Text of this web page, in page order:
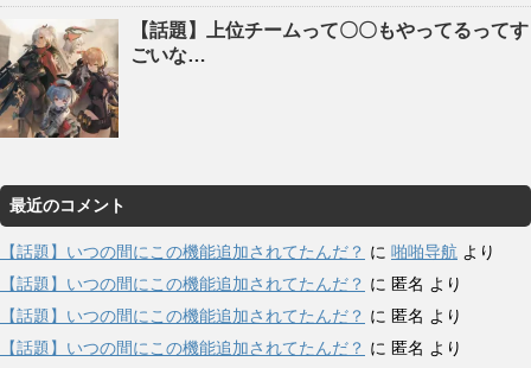
【話題】上位チームって〇〇もやってるってす
ごいな…
最近のコメント
【話題】いつの間にこの機能追加されてたんだ？ に 啪啪导航 より
【話題】いつの間にこの機能追加されてたんだ？ に 匿名 より
【話題】いつの間にこの機能追加されてたんだ？ に 匿名 より
【話題】いつの間にこの機能追加されてたんだ？ に 匿名 より